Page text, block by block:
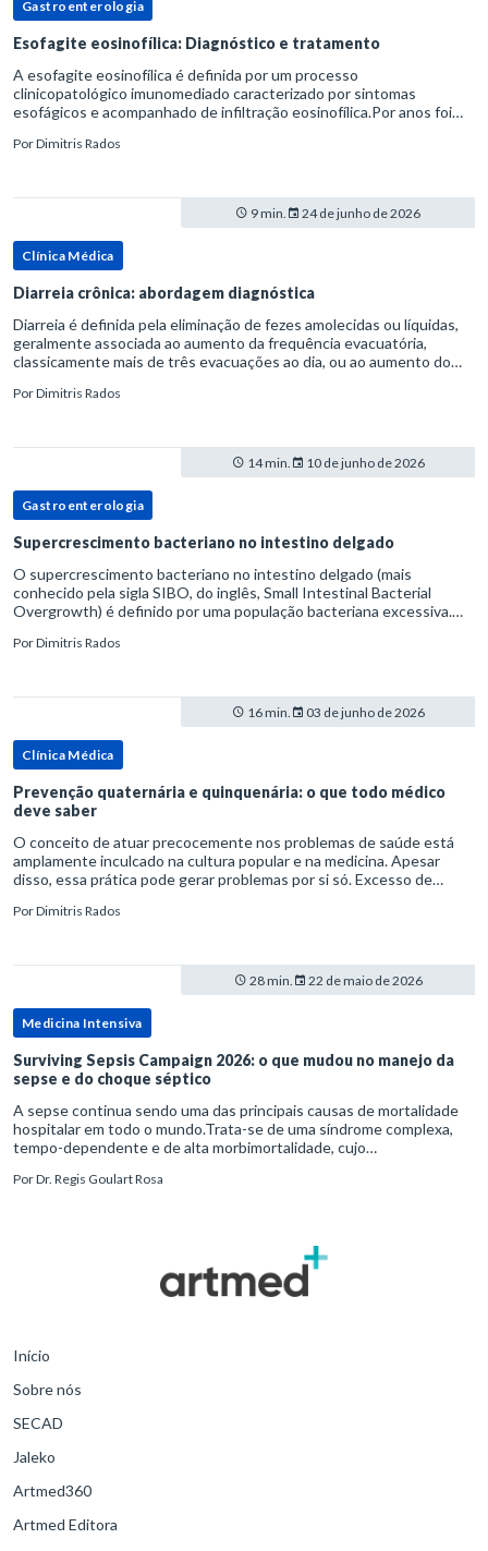
Gastroenterologia
Esofagite eosinofílica: Diagnóstico e tratamento
A esofagite eosinofílica é definida por um processo
clinicopatológico imunomediado caracterizado por sintomas
esofágicos e acompanhado de infiltração eosinofílica.Por anos foi
refluxo gastr
PorDimitris Rados
9 min. 24 de junho de 2026
Clínica Médica
Diarreia crônica: abordagem diagnóstica
Diarreia é definida pela eliminação de fezes amolecidas ou líquidas,
geralmente associada ao aumento da frequência evacuatória,
classicamente mais de três evacuações ao dia, ou ao aumento do
PorDimitris Rados
14 min. 10 de junho de 2026
Gastroenterologia
Supercrescimento bacteriano no intestino delgado
O supercrescimento bacteriano no intestino delgado (mais
conhecido pela sigla SIBO, do inglês, Small Intestinal Bacterial
Overgrowth) é definido por uma população bacteriana excessiva.
PorDimitris Rados
16 min. 03 de junho de 2026
Clínica Médica
Prevenção quaternária e quinquenária: o que todo médico
deve saber
O conceito de atuar precocemente nos problemas de saúde está
amplamente inculcado na cultura popular e na medicina. Apesar
disso, essa prática pode gerar problemas por si só. Excesso de
PorDimitris Rados
28 min. 22 de maio de 2026
Medicina Intensiva
Surviving Sepsis Campaign 2026: o que mudou no manejo da
sepse e do choque séptico
A sepse continua sendo uma das principais causas de mortalidade
hospitalar em todo o mundo.Trata-se de uma síndrome complexa,
tempo-dependente e de alta morbimortalidade, cujo
para o desfe
PorDr. Regis Goulart Rosa
Início
Sobre nós
SECAD
Jaleko
Artmed360
Artmed Editora